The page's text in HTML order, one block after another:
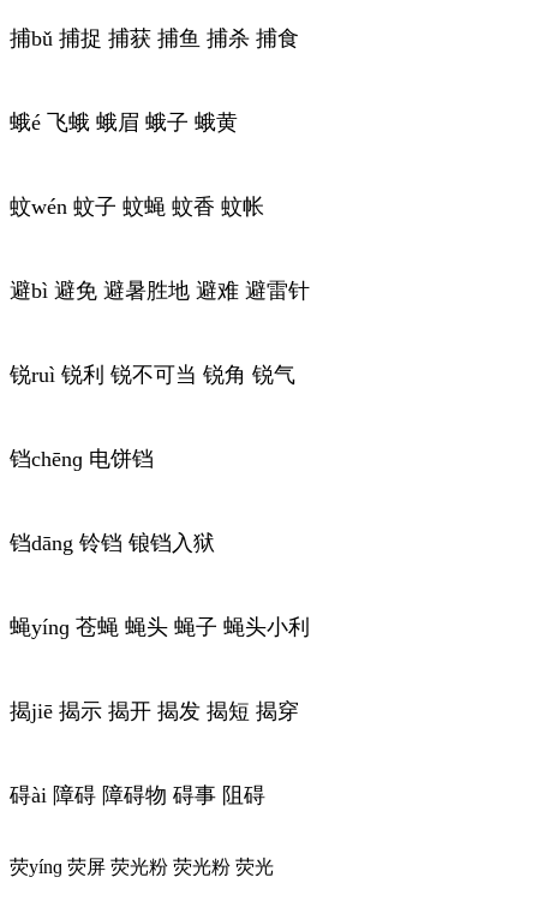
捕bǔ 捕捉 捕获 捕鱼 捕杀 捕食
蛾é 飞蛾 蛾眉 蛾子 蛾黄
蚊wén 蚊子 蚊蝇 蚊香 蚊帐
避bì 避免 避暑胜地 避难 避雷针
锐ruì 锐利 锐不可当 锐角 锐气
铛chēnɡ 电饼铛
铛dāng 铃铛 锒铛入狱
蝇yínɡ 苍蝇 蝇头 蝇子 蝇头小利
揭jiē 揭示 揭开 揭发 揭短 揭穿
碍ài 障碍 障碍物 碍事 阻碍
荧yínɡ 荧屏 荧光粉 荧光粉 荧光